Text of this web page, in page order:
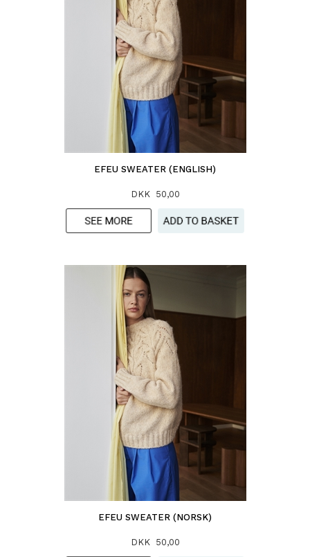
EFEU SWEATER (ENGLISH)
DKK 50,00
EFEU SWEATER (NORSK)
DKK 50,00